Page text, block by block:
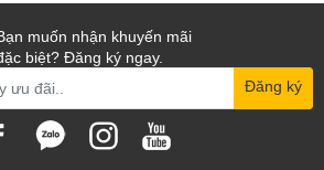
muốn nhận khuyến mãi
biệt? Đăng ký ngay.
Đăng ký